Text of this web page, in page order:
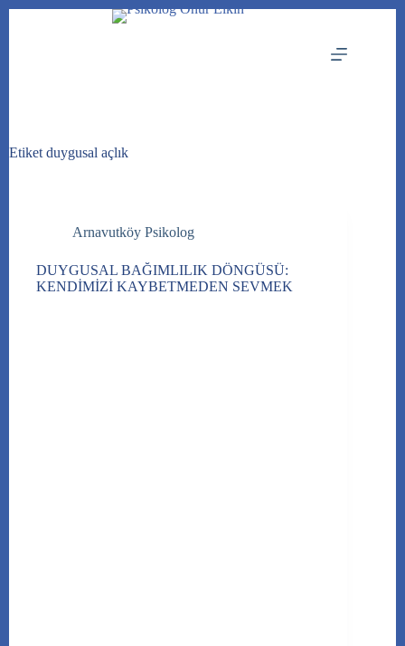
Etiket duygusal açlık
Arnavutköy Psikolog
DUYGUSAL BAĞIMLILIK DÖNGÜSÜ:
KENDİMİZİ KAYBETMEDEN SEVMEK